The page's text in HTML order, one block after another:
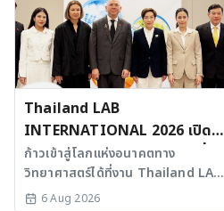
Thailand LAB
INTERNATIONAL 2026 เปิด
เวที AI รวม 3 งานใหญ่ ขับเคลื่อน
ไทยสู่ศูนย์กลางนวัตกรรมอาเซียน
ก้าวเข้าสู่โลกแห่งอนาคตทาง
วิทยาศาสตร์ได้ที่งาน Thailand LAB
INTERNATIONAL 2026
6 Aug 2026